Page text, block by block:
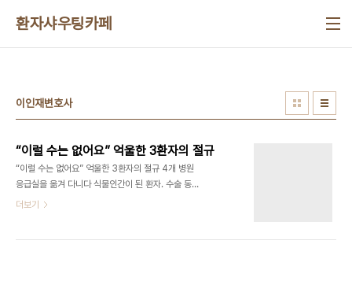
환자샤우팅카페
이인재변호사
“이럴 수는 없어요” 억울한 3환자의 절규
“이럴 수는 없어요” 억울한 3환자의 절규 4개 병원
응급실을 옮겨 다니다 식물인간이 된 환자. 수술 동의
서 작성 시 제대로 된 설명을 듣지 못해 수술 후 두 달
더보기